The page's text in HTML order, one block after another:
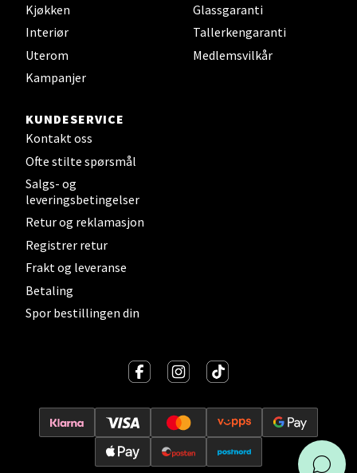
Kjøkken
Interiør
Uterom
Kampanjer
Glassgaranti
Tallerkengaranti
Medlemsvilkår
KUNDESERVICE
Kontakt oss
Ofte stilte spørsmål
Salgs- og
leveringsbetingelser
Retur og reklamasjon
Registrer retur
Frakt og leveranse
Betaling
Spor bestillingen din
Karmsund - Thon Senter Oasen
Åpningstider ikke tilgjengelig
Stavanger og Sandnes - Kilden
Senter
Gartnerveien 16, 4016 Stavanger